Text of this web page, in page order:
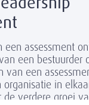
een assessment
een bestuurder
van een
organisatie in
de verdere groei